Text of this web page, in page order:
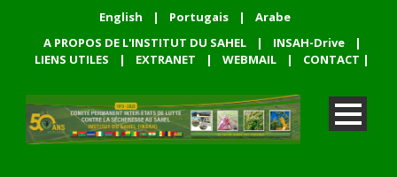
English | Portugais |
Arabe
A PROPOS DE L'INSTITUT DU SAHEL
| INSAH-Drive
|
LIENS UTILES
| EXTRANET | WEBMAIL | CONTACT |